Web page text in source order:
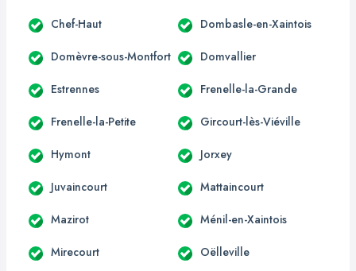
Chef-Haut Dombasle-en-Xaintois
Domèvre-sous-Montfort Domvallier
Estrennes Frenelle-la-Grande
Frenelle-la-Petite Gircourt-lès-Viéville
Hymont Jorxey
Juvaincourt Mattaincourt
Mazirot Ménil-en-Xaintois
Mirecourt Oëlleville